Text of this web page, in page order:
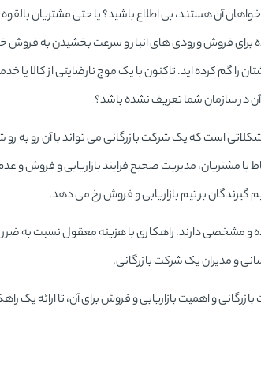
آن هستند، بی اطلاع باشید؟ یا حتی مشتریان
برای فروش ورودی های انبار و سرعت بخشیدن به فروش
را گم کرده اید. تاکنون با یک موج نارضایتی از کالا
در سازمان شما تعریف نشده باشد؟
است که یک شرکت بازرگانی می تواند با آن رو به
مشتریان، مدیریت صحیح فرایند بازاریابی و فروش و
گیرندگان بر تیم بازاریابی و فروش رخ می دهد.
و مشخصی دارند. راهکاری با هزینه معقول نسبت به ضرر
و مدیران یک شرکت بازرگانی.
و اهمیت بازاریابی و فروش برای آن، تا ارائه یک